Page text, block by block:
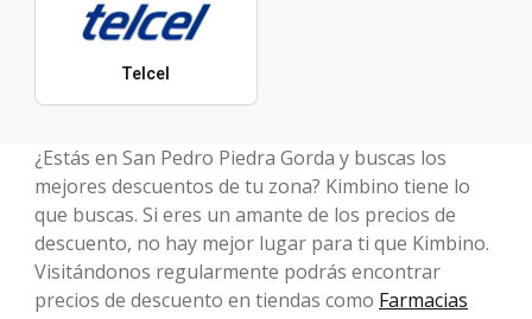
Telcel
¿Estás en San Pedro Piedra Gorda y buscas los
mejores descuentos de tu zona? Kimbino tiene lo
que buscas. Si eres un amante de los precios de
descuento, no hay mejor lugar para ti que Kimbino.
Visitándonos regularmente podrás encontrar
precios de descuento en tiendas como Farmacias